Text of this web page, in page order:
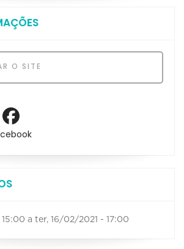
O SITE
15:00 a ter, 16/02/2021 - 17:00